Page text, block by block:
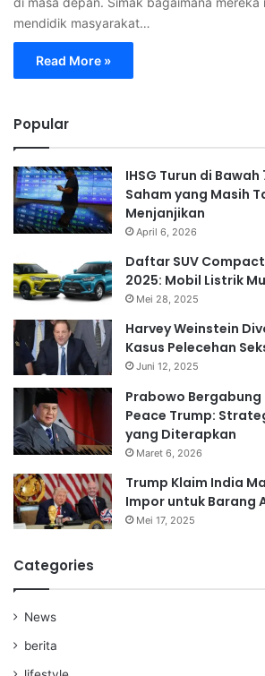
mendidik masyarakat…
Read More »
Popular
IHSG Turun di
Saham yang Masih
Menjanjikan
April 6, 2026
Daftar SUV
2025: Mobil Listrik
Mei 28, 2025
Harvey Weinstein
Kasus Pelecehan
Juni 12, 2025
Prabowo
Peace Trump:
yang Diterapkan
Maret 6, 2026
Trump Klaim India
Impor untuk Barang
Mei 17, 2025
Categories
News
berita